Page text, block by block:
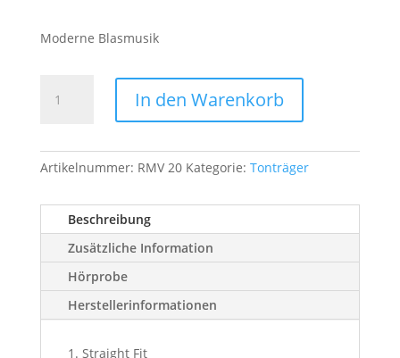
Moderne Blasmusik
mit
Schick
seine
Allgäu
6
Menge
In den Warenkorb
Artikelnummer: RMV 20 Kategorie: Tonträger
Beschreibung
Zusätzliche Information
Hörprobe
Herstellerinformationen
Straight Fit